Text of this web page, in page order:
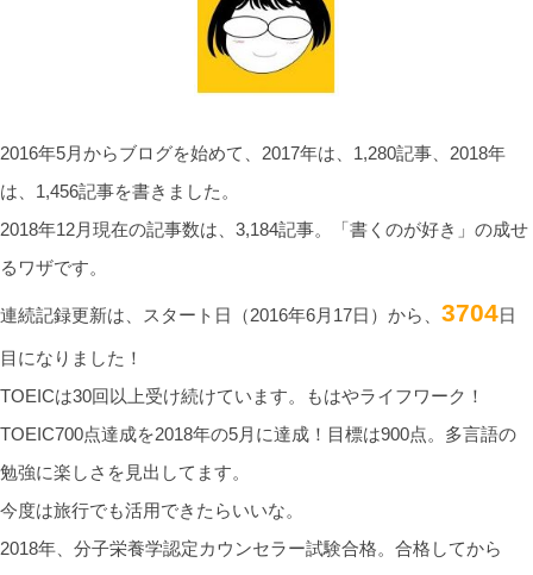
2016年5月からブログを始めて、2017年は、1,280記事、2018年
は、1,456記事を書きました。
2018年12月現在の記事数は、3,184記事。「書くのが好き」の成せ
るワザです。
連続記録更新は、スタート日（2016年6月17日）から、 3704日
目になりました！
TOEICは30回以上受け続けています。もはやライフワーク！
TOEIC700点達成を2018年の5月に達成！目標は900点。多言語の
勉強に楽しさを見出してます。
今度は旅行でも活用できたらいいな。
2018年、分子栄養学認定カウンセラー試験合格。合格してから